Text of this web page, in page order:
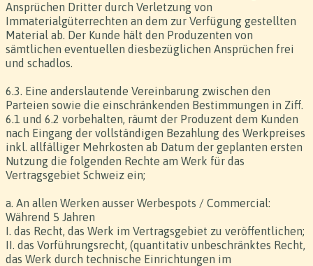
Ansprüchen Dritter durch Verletzung von
Immaterialgüterrechten an dem zur Verfügung gestellten
Material ab. Der Kunde hält den Produzenten von
sämtlichen eventuellen diesbezüglichen Ansprüchen frei
und schadlos.
6.3. Eine anderslautende Vereinbarung zwischen den
Parteien sowie die einschränkenden Bestimmungen in Ziff.
6.1 und 6.2 vorbehalten, räumt der Produzent dem Kunden
nach Eingang der vollständigen Bezahlung des Werkpreises
inkl. allfälliger Mehrkosten ab Datum der geplanten ersten
Nutzung die folgenden Rechte am Werk für das
Vertragsgebiet Schweiz ein;
a. An allen Werken ausser Werbespots / Commercial:
Während 5 Jahren
I. das Recht, das Werk im Vertragsgebiet zu veröffentlichen;
II. das Vorführungsrecht, (quantitativ unbeschränktes Recht,
das Werk durch technische Einrichtungen im